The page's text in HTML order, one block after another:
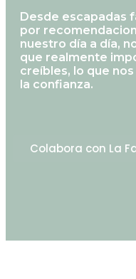
Desde escapadas
por
nuestro día a día,
que realmente
creíbles, lo que
la confianza.
Colabora con La